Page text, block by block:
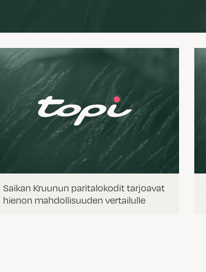
Saikan Kruunun paritalokodit tarjoavat
hienon mahdollisuuden vertailulle